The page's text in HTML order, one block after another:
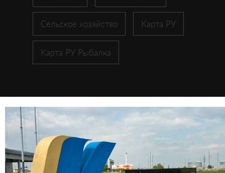
Сельское хозяйство Карта РУ
Карта РУ Рыбалка